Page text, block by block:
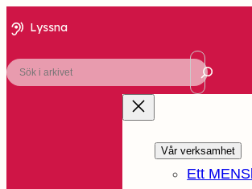
Lyssna
Sök
Vår verksamhet
Ett